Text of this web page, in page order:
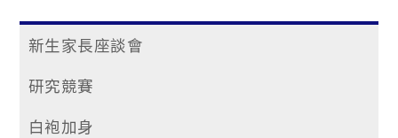
新生家長座談會
研究競賽
白袍加身